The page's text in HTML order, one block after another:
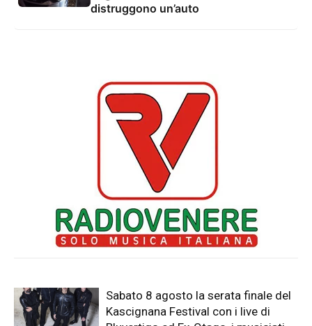
distruggono un’auto
Sabato 8 agosto la serata finale del
Kascignana Festival con i live di